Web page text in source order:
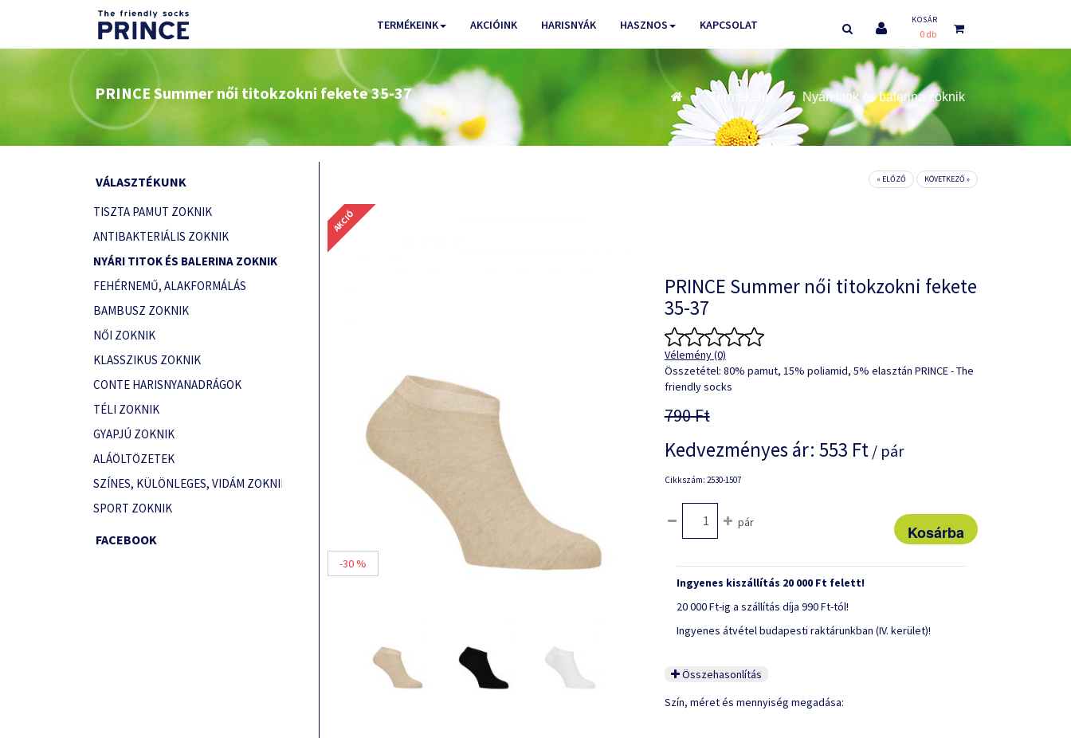
TERMÉKEINK AKCIÓINK HARISNYÁK HASZNOS KAPCSOLAT KOSÁR
0 db
PRINCE Summer női titokzokni fekete 35-37 Termékeink Nyári titok és balerina zoknik
VÁLASZTÉKUNK
TISZTA PAMUT ZOKNIK
ANTIBAKTERIÁLIS ZOKNIK
NYÁRI TITOK ÉS BALERINA ZOKNIK
FEHÉRNEMŰ, ALAKFORMÁLÁS
BAMBUSZ ZOKNIK
NŐI ZOKNIK
KLASSZIKUS ZOKNIK
CONTE HARISNYANADRÁGOK
TÉLI ZOKNIK
GYAPJÚ ZOKNIK
ALÁÖLTÖZETEK
SZÍNES, KÜLÖNLEGES, VIDÁM ZOKNIK
SPORT ZOKNIK
FACEBOOK
« ELŐZŐ KÖVETKEZŐ »
-30 %
AKCIÓ
PRINCE Summer női titokzokni fekete
35-37
Vélemény (0)
Összetétel: 80% pamut, 15% poliamid, 5% elasztán PRINCE - The
friendly socks
790 Ft
Kedvezményes ár: 553 Ft/ pár
Cikkszám: 2530-1507
pár
Ingyenes kiszállítás 20 000 Ft felett!
20 000 Ft-ig a szállítás díja 990 Ft-tól!
Ingyenes átvétel budapesti raktárunkban (IV. kerület)!
Összehasonlítás
Szín, méret és mennyiség megadása: